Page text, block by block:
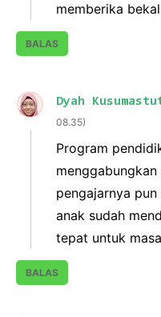
memberika
BALAS
Dyah
08.35
Program
pengajarnya
anak sudah
tepat untuk
BALAS